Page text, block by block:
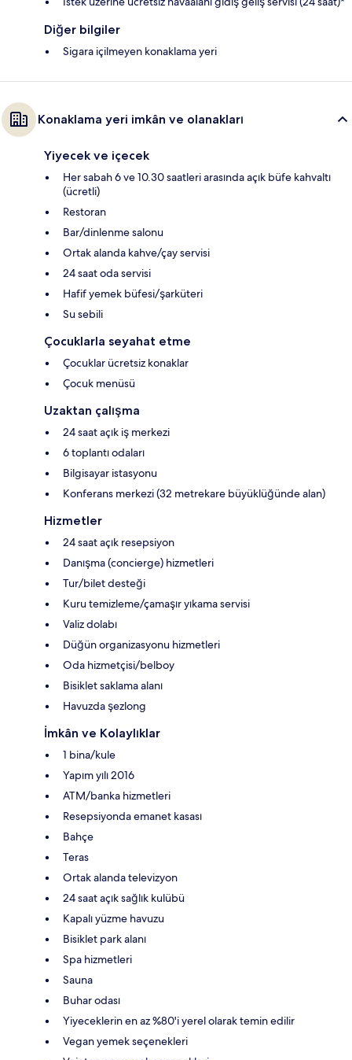
Diğer bilgiler
Sigara içilmeyen konaklama yeri
Konaklama yeri imkân ve olanakları
Yiyecek ve içecek
Her sabah 6 ve 10.30 saatleri arasında açık büfe kahvaltı
(ücretli)
Restoran
Bar/dinlenme salonu
Ortak alanda kahve/çay servisi
24 saat oda servisi
Hafif yemek büfesi/şarküteri
Su sebili
Çocuklarla seyahat etme
Çocuklar ücretsiz konaklar
Çocuk menüsü
Uzaktan çalışma
24 saat açık iş merkezi
6 toplantı odaları
Bilgisayar istasyonu
Konferans merkezi (32 metrekare büyüklüğünde alan)
Hizmetler
24 saat açık resepsiyon
Danışma (concierge) hizmetleri
Tur/bilet desteği
Kuru temizleme/çamaşır yıkama servisi
Valiz dolabı
Düğün organizasyonu hizmetleri
Oda hizmetçisi/belboy
Bisiklet saklama alanı
Havuzda şezlong
İmkân ve Kolaylıklar
1 bina/kule
Yapım yılı 2016
ATM/banka hizmetleri
Resepsiyonda emanet kasası
Bahçe
Teras
Ortak alanda televizyon
24 saat açık sağlık kulübü
Kapalı yüzme havuzu
Bisiklet park alanı
Spa hizmetleri
Sauna
Buhar odası
Yiyeceklerin en az %80'i yerel olarak temin edilir
Vegan yemek seçenekleri